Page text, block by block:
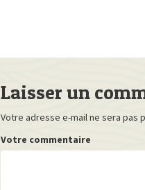
Laisser un
Votre adresse e-mail ne sera pas
Votre commentaire